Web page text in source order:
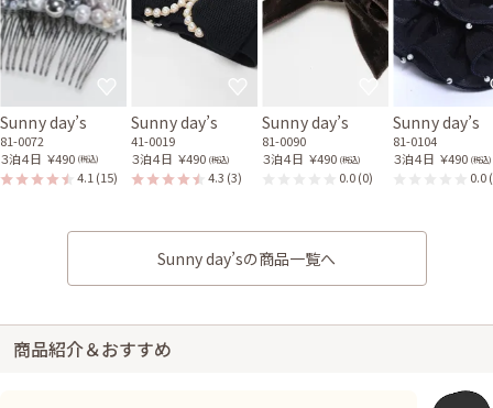
Sunny day’s
81-0072
３泊４日 ￥490 (税込)
4.1(15)
Sunny day’s
41-0019
３泊４日 ￥490 (税込)
4.3 (3)
Sunny day’s
81-0090
３泊４日 ￥490 (税込)
0.0(0)
Sunny day’s
81-0104
３泊４日 ￥490 (税込)
0.0
Sunny day’sの商品一覧へ
商品紹介＆おすすめ